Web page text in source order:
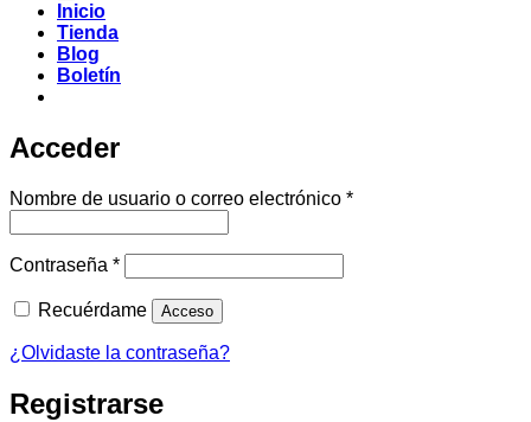
Inicio
Tienda
Blog
Boletín
Acceder
Nombre de usuario o correo electrónico *Obligatorio
Contraseña *Obligatorio
Recuérdame Acceso
¿Olvidaste la contraseña?
Registrarse